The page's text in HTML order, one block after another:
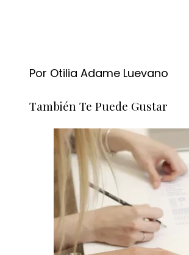
Por Otilia Adame Luevano
También Te Puede Gustar